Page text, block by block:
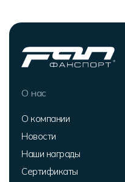
О нас
О компании
Новости
Наши награды
Сертификаты